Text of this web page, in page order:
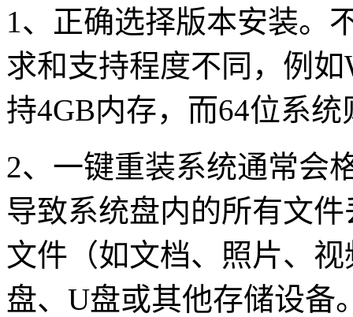
1、 正确选择版本安装。
求和支持程度不同，例如
持4GB内存，而64位系统
2、一键重装系统通常会
导致系统盘内的所有文
文件（如文档、照片、
盘、 U盘或其他存储设备